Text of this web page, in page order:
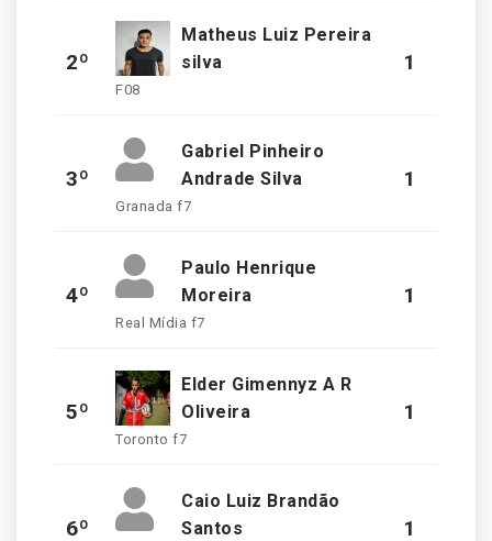
2º
Matheus Luiz Pereira
silva
F08
1
3º
Gabriel Pinheiro
Andrade Silva
Granada f7
1
4º
Paulo Henrique
Moreira
Real Mídia f7
1
5º
Elder Gimennyz A R
Oliveira
Toronto f7
1
6º
Caio Luiz Brandão
Santos
1